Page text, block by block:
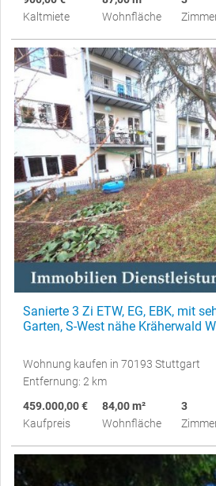
Kaltmiete
Wohnfläche
Sanierte 3 Zi ETW, EG, EBK, mit
Garten, S-West nähe Kräherwald
Wohnung kaufen in 70193 Stuttgart
Entfernung: 2 km
459.000,00 €
Kaufpreis
84,00 m²
Wohnfläche
3